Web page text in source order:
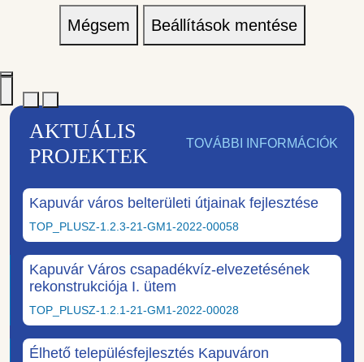
Mégsem Beállítások mentése
AKTUÁLIS
PROJEKTEK
TOVÁBBI INFORMÁCIÓK
Kapuvár város belterületi útjainak fejlesztése
TOP_PLUSZ-1.2.3-21-GM1-2022-00058
Kapuvár Város csapadékvíz-elvezetésének
rekonstrukciója I. ütem
TOP_PLUSZ-1.2.1-21-GM1-2022-00028
Élhető településfejlesztés Kapuváron